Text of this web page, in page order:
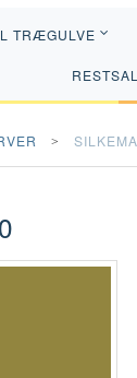
TRÆGULVE